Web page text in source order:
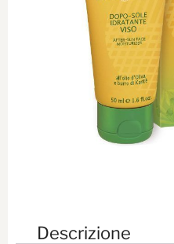
Descrizione